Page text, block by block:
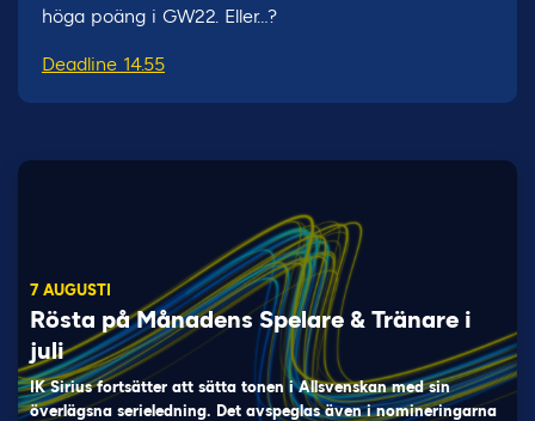
höga poäng i GW22. Eller…?
Deadline 14.55
7 AUGUSTI
Rösta på Månadens Spelare & Tränare i
juli
IK Sirius fortsätter att sätta tonen i Allsvenskan med sin
överlägsna serieledning. Det avspeglas även i nomineringarna